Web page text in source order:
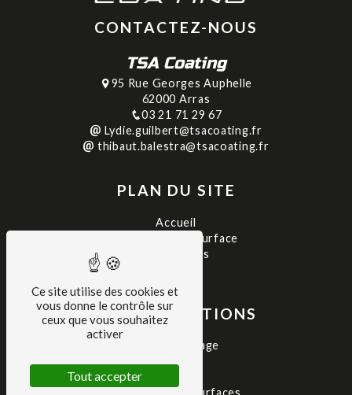
CONTACTEZ-NOUS
TSA Coating
95 Rue Georges Auphelle
62000 Arras
03 21 71 29 67
Lydie.guilbert@tsacoating.fr
thibaut.balestra@tsacoating.fr
PLAN DU SITE
Accueil
Traitement de surface
Réalisations
NOS PRESTATIONS
Thermolaquage
Traitement de surfaces
Ce site utilise des cookies et
vous donne le contrôle sur
ceux que vous souhaitez
activer
Tout accepter